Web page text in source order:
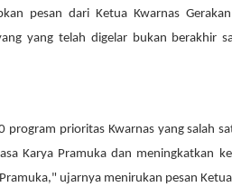
pesan dari Ketua Kwarnas
yang telah digelar bukan berakhir
program prioritas Kwarnas yang salah
Karya Pramuka dan meningkatkan
ujarnya menirukan pesan